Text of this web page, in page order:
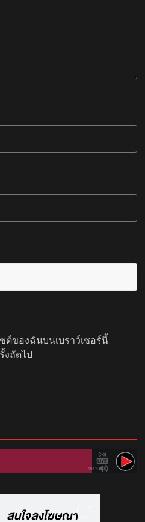
ต์ของฉันบนเบราว์เซอร์นี้
งถัดไป
90%